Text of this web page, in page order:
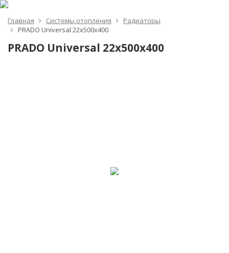
Главная Системы отопления
Радиаторы
PRADO Universal 22х500х400
PRADO Universal 22х500х400